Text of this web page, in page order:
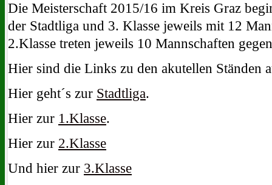
Die Meisterschaft 2015/16 im Kreis Graz
der Stadtliga und 3. Klasse jeweils mit 12
2.Klasse treten jeweils 10 Mannschaften
Hier sind die Links zu den akutellen Ständen
Hier geht´s zur Stadtliga.
Hier zur 1.Klasse.
Hier zur 2.Klasse
Und hier zur 3.Klasse